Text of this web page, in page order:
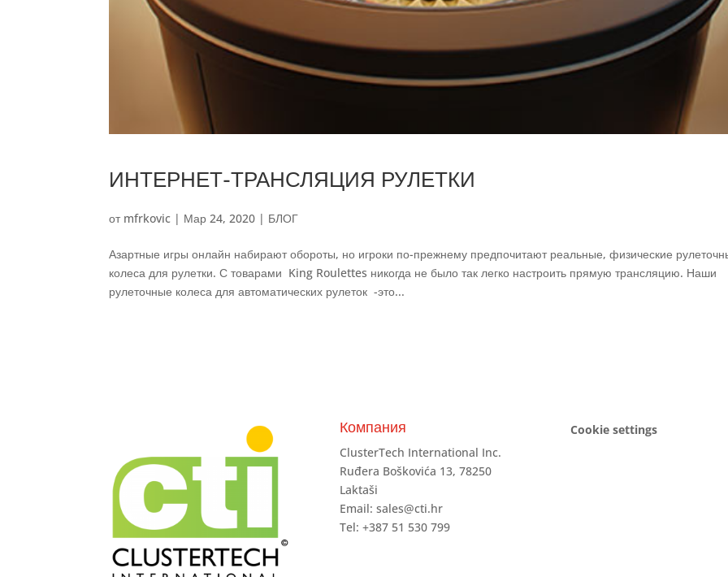
ИНТЕРНЕТ-ТРАНСЛЯЦИЯ РУЛЕТКИ
от mfrkovic | Мар 24, 2020 | БЛОГ
Азартные игры онлайн набирают обороты, но игроки по-прежнему предпочитают реальные, физические
колеса для рулетки. С товарами King Roulettes никогда не было так легко настроить прямую трансляцию. Наши
рулеточные колеса для автоматических рулеток -это...
Компания
ClusterTech International Inc.
Ruđera Boškovića 13, 78250
Laktaši
Email: sales@cti.hr
Tel: +387 51 530 799
Cookie settings